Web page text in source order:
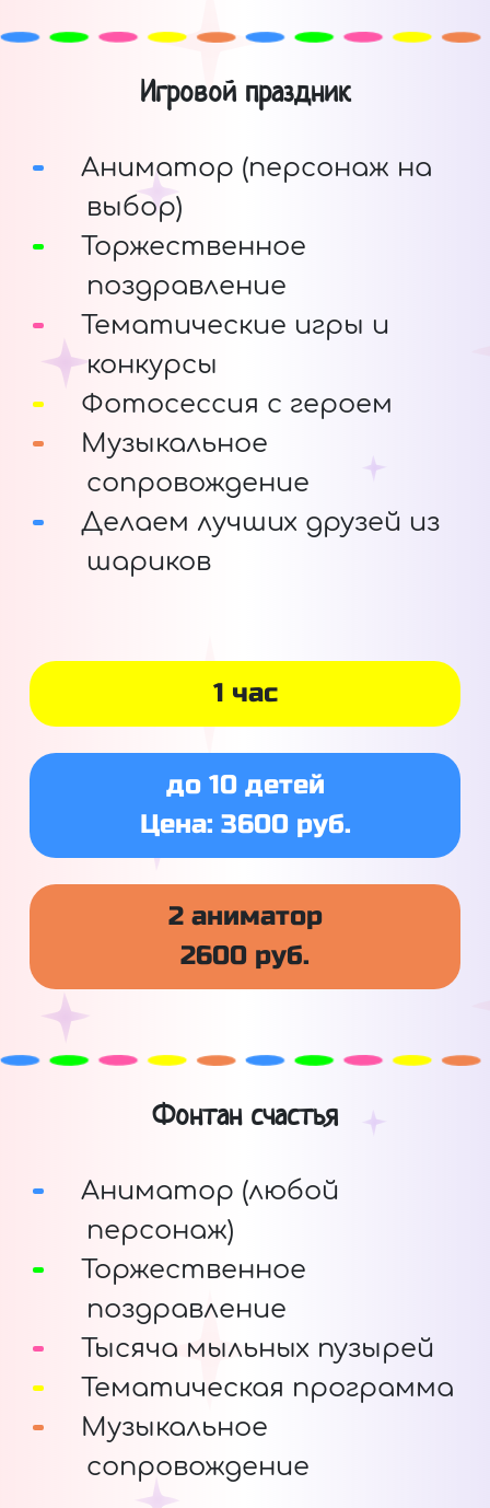
Игровой праздник
Аниматор (персонаж на
выбор)
Торжественное
поздравление
Тематические игры и
конкурсы
Фотосессия с героем
Музыкальное
сопровождение
Делаем лучших друзей из
шариков
1 час
до 10 детей
Цена: 3600 руб.
2 аниматор
2600 руб.
Фонтан счастья
Аниматор (любой
персонаж)
Торжественное
поздравление
Тысяча мыльных пузырей
Тематическая программа
Музыкальное
сопровождение